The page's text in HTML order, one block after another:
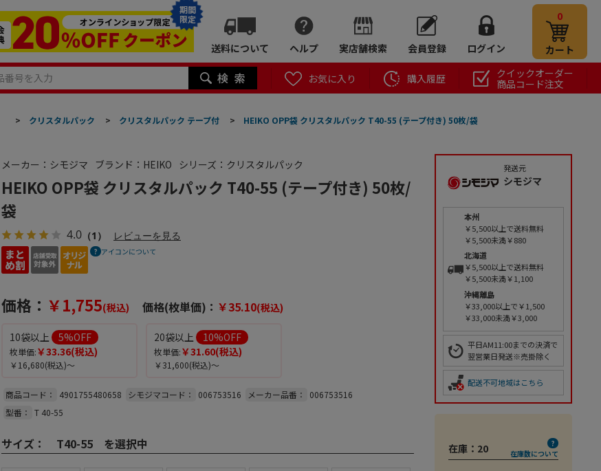
期間
限定
送料について ヘルプ 実店舗検索 会員登録 ログイン
0
カート
お気に入り 購入履歴
クイックオーダー
商品コード注文
> クリスタルパック > クリスタルパック テープ付 > HEIKO OPP袋 クリスタルパック T40-55 (テープ付き) 50枚/袋
メーカー：シモジマ ブランド：HEIKO シリーズ：クリスタルパック
HEIKO OPP袋 クリスタルパック T40-55 (テープ付き) 50枚/
袋
4.0 （1） レビューを見る
アイコンについて
価格： ￥1,755(税込) 価格(枚単価)： ￥35.10(税込)
10袋以上 5%OFF
枚単価:￥33.36(税込)
￥16,680(税込)～
20袋以上 10%OFF
枚単価:￥31.60(税込)
￥31,600(税込)～
商品コード： 4901755480658 シモジマコード： 006753516 メーカー品番：
006753516
型番：
T 40-55
サイズ： T40-55 を選択中
発送元
シモジマ
本州
￥5,500以上で送料無料
￥5,500未満￥880
北海道
￥5,500以上で送料無料
￥5,500未満￥1,100
沖縄離島
￥33,000以上で￥1,500
￥33,000未満￥3,000
平日AM11:00までの決済で
翌営業日発送※売掛除く
配送不可地域はこちら
在庫： 20 在庫数について